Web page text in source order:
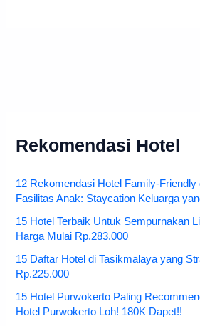
Rekomendasi Hotel
12 Rekomendasi Hotel Family-Friendly
Fasilitas Anak: Staycation Keluarga
15 Hotel Terbaik Untuk Sempurnakan
Harga Mulai Rp.283.000
15 Daftar Hotel di Tasikmalaya yang
Rp.225.000
15 Hotel Purwokerto Paling
Hotel Purwokerto Loh! 180K Dapet!!